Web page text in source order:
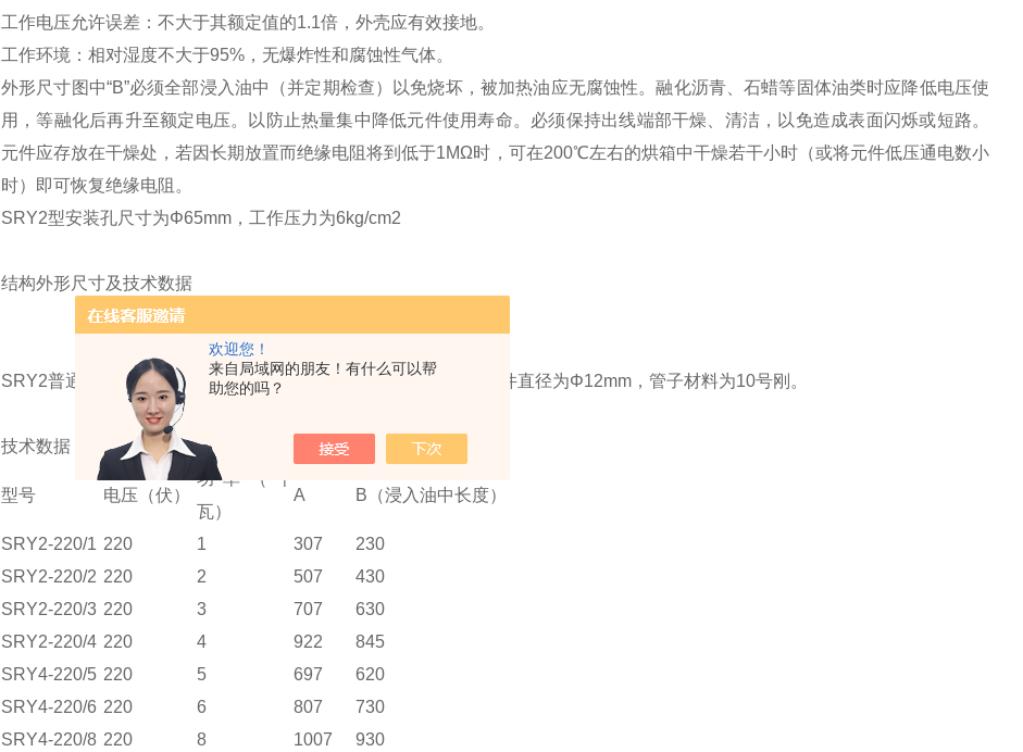
欢迎您！
来自局域网的朋友！有什么可以帮
助您的吗？
工作电压允许误差：不大于其额定值的1.1倍，外壳应有效接地。
工作环境：相对湿度不大于95%，无爆炸性和腐蚀性气体。
外形尺寸图中“B”必须全部浸入油中（并定期检查）以免烧坏，被加热油应无腐蚀性。融化沥青、石蜡等固体油类时应降低电压使
用，等融化后再升至额定电压。以防止热量集中降低元件使用寿命。必须保持出线端部干燥、清洁，以免造成表面闪烁或短路。
元件应存放在干燥处，若因长期放置而绝缘电阻将到低于1MΩ时，可在200℃左右的烘箱中干燥若干小时（或将元件低压通电数小
时）即可恢复绝缘电阻。
SRY2型安装孔尺寸为Φ65mm，工作压力为6kg/cm2
结构外形尺寸及技术数据
SRY2普通型电加热器是将弯曲成型的管状元件焊在法兰上构成元件直径为Φ12mm，管子材料为10号刚。
技术数据：
型号 电压（伏）
功率（千
瓦）
A B（浸入油中长度）
SRY2-220/1 220 1 307
230
SRY2-220/2 220 2 507
430
SRY2-220/3 220 3 707
630
SRY2-220/4 220 4 922
845
SRY4-220/5 220 5 697
620
SRY4-220/6 220 6 807
730
SRY4-220/8 220 8 1007 930